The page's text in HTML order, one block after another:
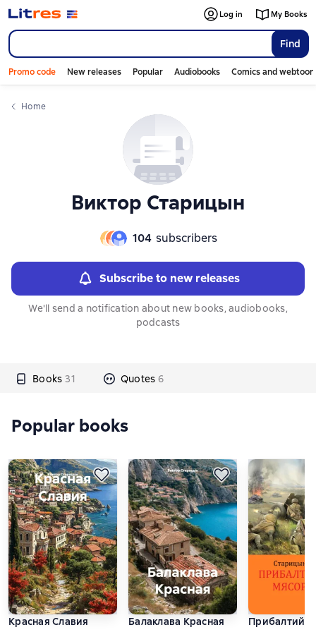
Find
Log in My Books
Promo code New releases Popular Audiobooks Comics and
Home
Виктор Старицын
104 subscribers
Subscribe to new releases
We'll send a notification about new books, audiobooks,
podcasts
Books 31 Quotes 6
Слайдер с книгами
Popular books
Красная Славия
Балаклава Красная
Слайдер с книгами